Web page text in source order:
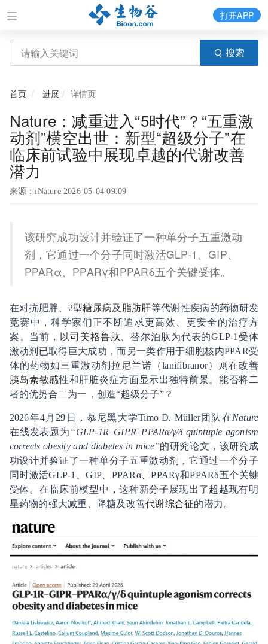
搜索
打开APP
首页 进展 详情页
Nature：减重进入“5时代”？“五重激
动剂”横空出世：新型“超级分子”在
临床前试验中展现卓越的代谢改善
潜力
来源：iNature 2026-05-04 09:09
该研究成功设计并验证了一种单分子五重激动
剂，它通过一个分子同时激活GLP-1、GIP、
PPARα、PPARγ和PPARδ五个关键受体。
在对抗肥胖、2型糖尿病及 脂肪肝等代谢性疾病的药物研发
竞赛中，科学家们正不断追求更高效、更安全的治疗方
案。当前，以司美格鲁肽 、替尔泊肽为代表的GLP-1受体
激动剂已取得巨大成功，而另一类作用于细胞核内PPAR受
体的药物如三重激动剂拉尼兰诺（lanifibranor）则在改善
胰岛素敏感性和肝脏炎症方面显示出独特前景。能否将二
者的优势合二为一，创造“超级分子”？
2026年4月29日，慕尼黑大学Timo D. Müller团队在Nature
在线发表题为 “GLP-1R–GIPR–PPARα/γ/δ quintuple agonism
corrects obesity and diabetes in mice”的研究论文，该研究成
功设计并验证了一种单分子五重激动剂，它通过一个分子
同时激活GLP-1、GIP、PPARα、PPARγ和PPARδ五个关键
受体。在临床前模型中，这种新分子展现出了超越现有明
星药物的强大减重、降糖及改善代谢综合征的潜力。